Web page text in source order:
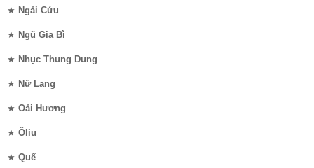
★ Ngải Cứu
★ Ngũ Gia Bì
★ Nhục Thung Dung
★ Nữ Lang
★ Oải Hương
★ Ôliu
★ Quế